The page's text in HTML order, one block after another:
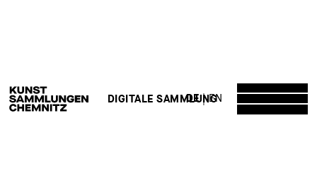
DE EN
DIGITALE SAMMLUNG